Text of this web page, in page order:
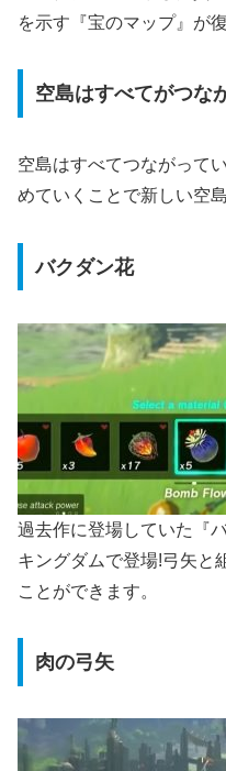
を示す『宝のマップ』が
空島はすべてがつな
空島はすべてつながって
めていくことで新しい空
バクダン花
過去作に登場していた『
キングダムで登場!弓矢と
ことができます。
肉の弓矢